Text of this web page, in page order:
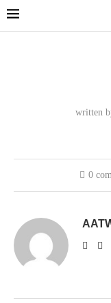
written
0